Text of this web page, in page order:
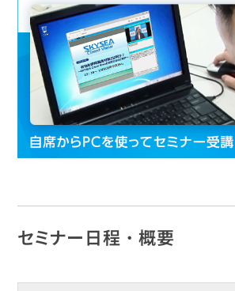
セミナー日程・概要